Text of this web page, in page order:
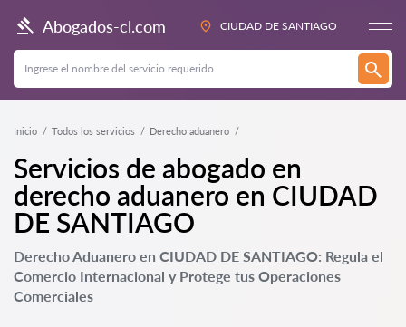
Abogados-cl.com CIUDAD DE SANTIAGO
Inicio Todos los servicios Derecho aduanero
Servicios de abogado en
derecho aduanero en CIUDAD
DE SANTIAGO
Derecho Aduanero en CIUDAD DE SANTIAGO: Regula el
Comercio Internacional y Protege tus Operaciones
Comerciales